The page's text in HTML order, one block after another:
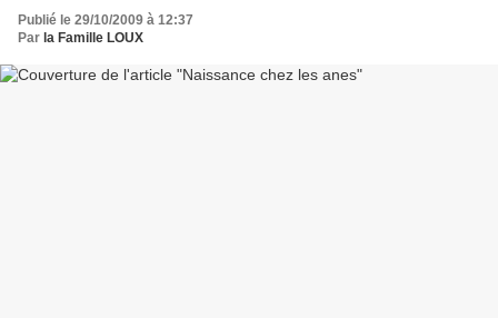
Publié le 29/10/2009 à 12:37
Par la Famille LOUX